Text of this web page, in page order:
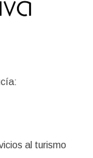
al turismo